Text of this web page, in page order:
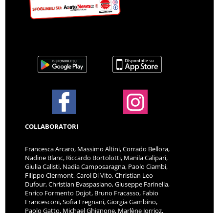
COLLABORATORI
Francesca Arcaro, Massimo Altini, Corrado Bellora,
Nadine Blanc, Riccardo Bortolotti, Manila Calipari,
Giulia Calisti, Nadia Camposaragna, Paolo Ciambi,
Filippo Clermont, Carol Di Vito, Christian Leo
Dufour, Christian Evaspasiano, Giuseppe Farinella,
Enrico Formento Dojot, Bruno Fracasso, Fabio
Francesconi, Sofia Fregnani, Giorgia Gambino,
Paolo Gatto, Michael Ghignone, Marlène Jorrioz,